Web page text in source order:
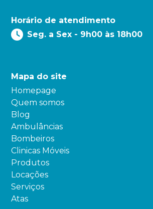
Horário de atendimento
Seg. a Sex - 9h00 às 18h00
Mapa do site
Homepage
Quem somos
Blog
Ambulâncias
Bombeiros
Clinicas Móveis
Produtos
Locações
Serviços
Atas